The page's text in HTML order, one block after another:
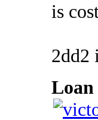
is
2dd2
Loan